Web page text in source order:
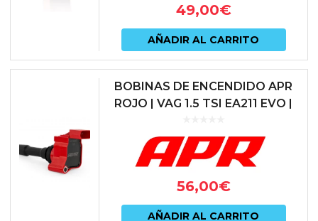
49,00€
AÑADIR AL CARRITO
BOBINAS DE ENCENDIDO APR
ROJO | VAG 1.5 TSI EA211 EVO |
56,00€
AÑADIR AL CARRITO